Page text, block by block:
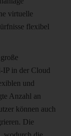
virtuelle
flexibel
in der Cloud
und
Anzahl an
können auch
Die